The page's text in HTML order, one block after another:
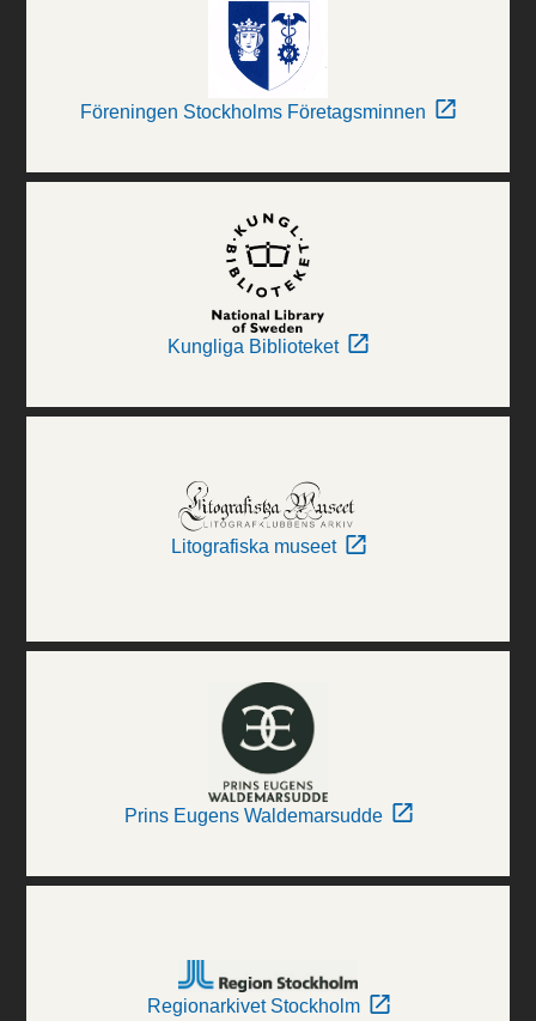
Föreningen Stockholms Företagsminnen
Kungliga Biblioteket
Litografiska museet
Prins Eugens Waldemarsudde
Regionarkivet Stockholm